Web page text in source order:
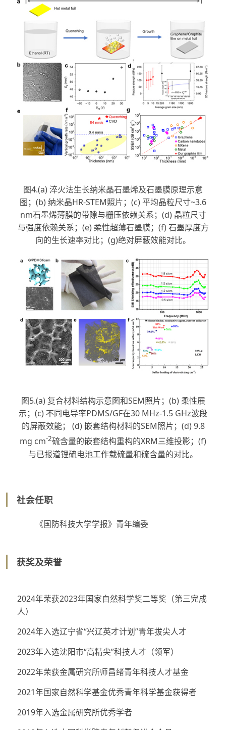
图4.(a) 淬火法生长纳米晶石墨烯及石墨膜原理示意
图；(b) 纳米晶HR-STEM照片；(c) 平均晶粒尺寸~3.6
nm石墨烯薄膜的带隙与栅压依赖关系；(d) 晶粒尺寸
与强度依赖关系；(e) 柔性超薄石墨膜；(f) 石墨厚度方
向的生长速率对比；(g)绝对屏蔽效能对比。
图5.(a) 复合材料结构示意图和SEM照片；(b) 柔性展
示；(c) 不同电导率PDMS/GF在30 MHz-1.5 GHz波段
的屏蔽效能； (d) 嵌套结构材料的SEM照片；(d) 9.8
mg cm-2硫含量的嵌套结构重构的XRM三维投影；(f)
与已报道锂硫电池工作载硫量和硫含量的对比。
社会任职
《国防科技大学学报》青年编委
获奖及荣誉
2024年荣获2023年国家自然科学奖二等奖（第三完成
人）
2024年入选辽宁省“兴辽英才计划”青年拔尖人才
2023年入选沈阳市“高精尖”科技人才（领军）
2022年荣获金属研究所师昌绪青年科技人才基金
2021年国家自然科学基金优秀青年科学基金获得者
2019年入选金属研究所优秀学者